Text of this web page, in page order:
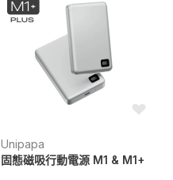
Unipapa
固態磁吸行動電源 M1 & M1+